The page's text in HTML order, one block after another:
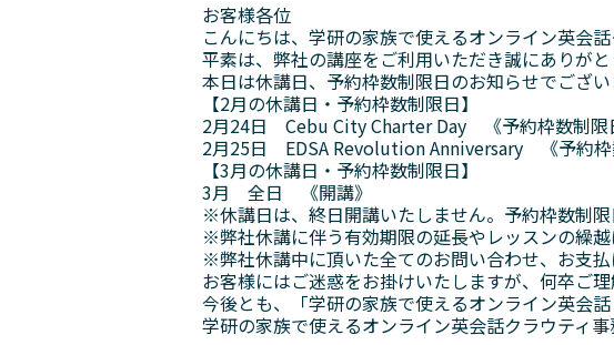
お客様各位
こんにちは、学研の家族で使えるオンライン英会話
平素は、弊社の講座をご利用いただき誠にありがと
本日は休講日、予約枠数制限日のお知らせでござい
【2月の休講日・予約枠数制限日】
2月24日 Cebu City Charter Day 《予約枠数制限
2月25日 EDSA Revolution Anniversary 《予約枠
【3月の休講日・予約枠数制限日】
3月 全日 《開講》
※休講日は、終日開講いたしません。予約枠数制
※弊社休講に伴う有効期限の延長やレッスンの繰越
※弊社休講中に頂いた全てのお問い合わせ、お支
お客様にはご迷惑をお掛けいたしますが、何卒ご
今後とも、「学研の家族で使えるオンライン英会
学研の家族で使えるオンライン英会話クラウティ事